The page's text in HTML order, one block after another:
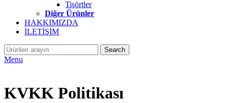
Tişörtler
Diğer Ürünler
HAKKIMIZDA
İLETİŞİM
Search
Menu
KVKK Politikası